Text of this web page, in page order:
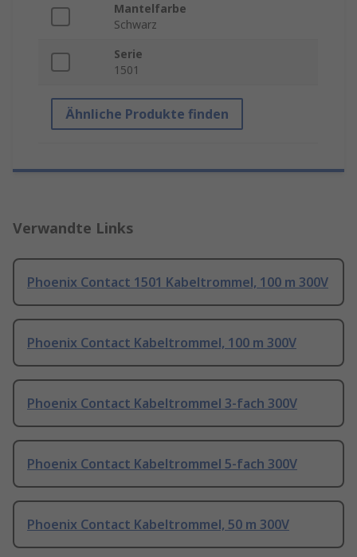
Mantelfarbe
Schwarz
Serie
1501
Ähnliche Produkte finden
Verwandte Links
Phoenix Contact 1501 Kabeltrommel, 100 m 300V
Phoenix Contact Kabeltrommel, 100 m 300V
Phoenix Contact Kabeltrommel 3-fach 300V
Phoenix Contact Kabeltrommel 5-fach 300V
Phoenix Contact Kabeltrommel, 50 m 300V